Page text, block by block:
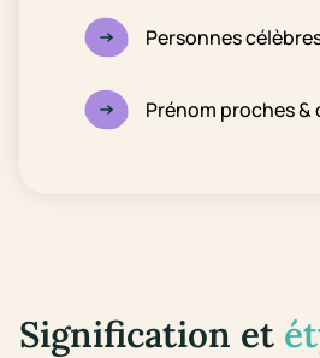
Personnes
Prénom proches &
Signification et